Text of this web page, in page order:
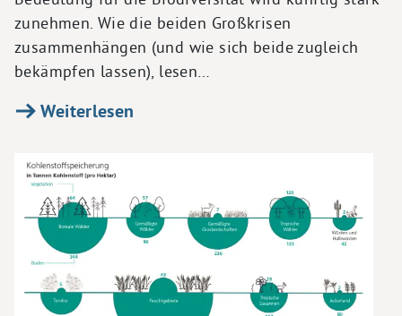
zunehmen. Wie die beiden Großkrisen
zusammenhängen (und wie sich beide zugleich
bekämpfen lassen), lesen…
Weiterlesen